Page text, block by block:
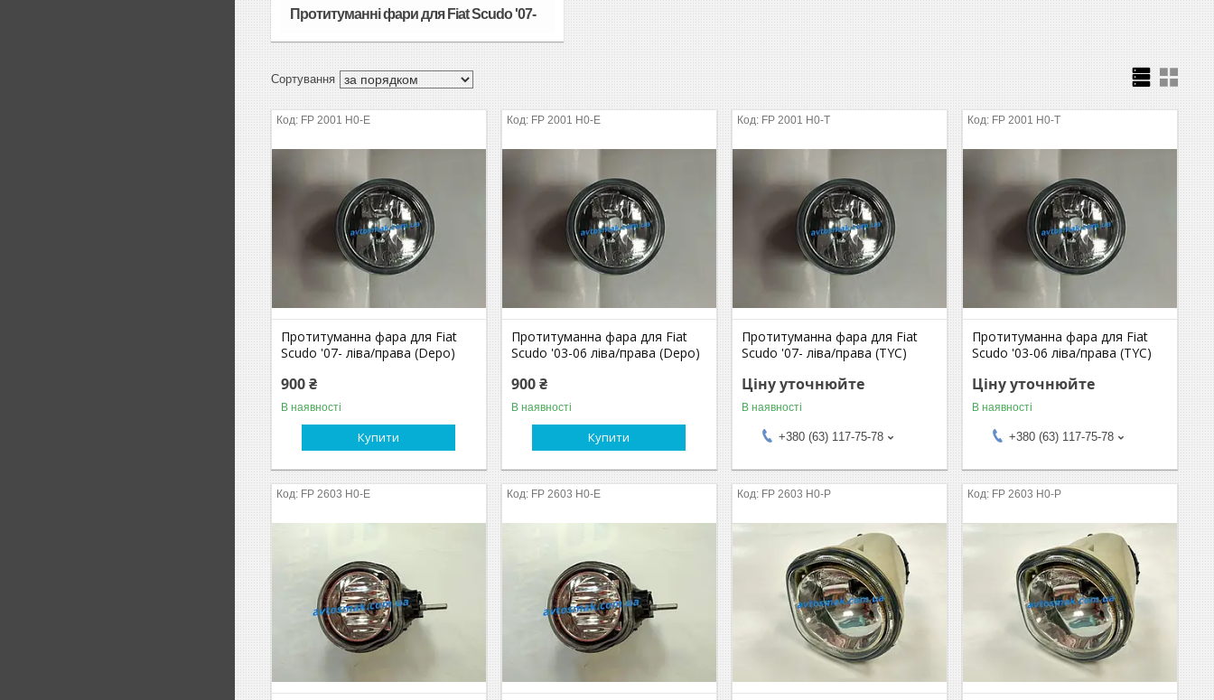
Протитуманні фари для Fiat Scudo '07-
FP 2001 H0-E
Протитуманна фара для Fiat
Scudo '07- ліва/права (Depo)
900 ₴
В наявності
Купити
FP 2001 H0-E
Протитуманна фара для Fiat
Scudo '03-06 ліва/права (Depo)
900 ₴
В наявності
Купити
FP 2001 H0-T
Протитуманна фара для Fiat
Scudo '07- ліва/права (TYC)
Ціну уточнюйте
В наявності
+380 (63) 117-75-78
FP 2001 H0-T
Протитуманна фара для Fiat
Scudo '03-06 ліва/права (TYC)
Ціну уточнюйте
В наявності
+380 (63) 117-75-78
FP 2603 H0-E FP 2603 H0-E FP 2603 H0-P FP 2603 H0-P